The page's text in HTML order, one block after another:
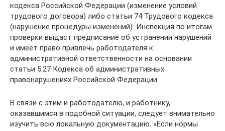
кодекса Российской Федерации (изменение условий
трудового договора) либо статьи 74 Трудового кодекса
(нарушение процедуры изменений). Инспекция по итогам
проверки выдаст предписание об устранении нарушений
и имеет право привлечь работодателя к
административной ответственности на основании
статьи 5.27 Кодекса об административных
правонарушениях Российской Федерации.
В связи с этим и работодателю, и работнику,
оказавшимся в подобной ситуации, следует внимательно
изучить всю локальную документацию. «Если нормы